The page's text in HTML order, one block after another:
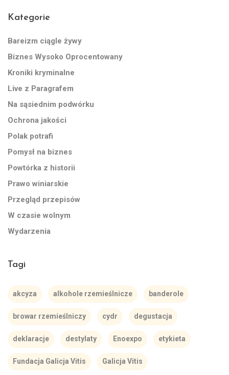
Kategorie
Bareizm ciągle żywy
Biznes Wysoko Oprocentowany
Kroniki kryminalne
Live z Paragrafem
Na sąsiednim podwórku
Ochrona jakości
Polak potrafi
Pomysł na biznes
Powtórka z historii
Prawo winiarskie
Przegląd przepisów
W czasie wolnym
Wydarzenia
Tagi
akcyza alkohole rzemieślnicze banderole
browar rzemieślniczy cydr degustacja
deklaracje destylaty Enoexpo etykieta
Fundacja Galicja Vitis Galicja Vitis